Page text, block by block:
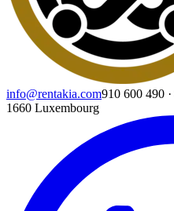
info@rentakia.com910 600 490 ·
1660 Luxembourg